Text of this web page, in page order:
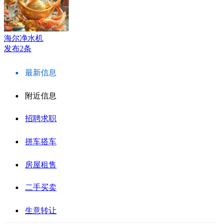
海尔净水机
发布2条
最新信息
附近信息
招聘求职
拼车搭车
房屋租售
二手买卖
生意转让